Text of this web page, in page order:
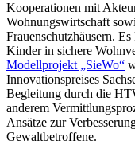
Kooperationen mit
Wohnungswirtschaft
Frauenschutzhäusern.
Kinder in sichere
Modellprojekt „SieWo“
Innovationspreises
Begleitung durch die
anderem
Ansätze zur
Gewaltbetroffene.